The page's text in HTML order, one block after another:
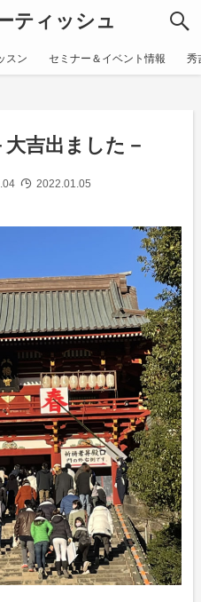
ティッシュ
スン セミナー＆イベント情報 秀
吉出ました－
2022.01.05